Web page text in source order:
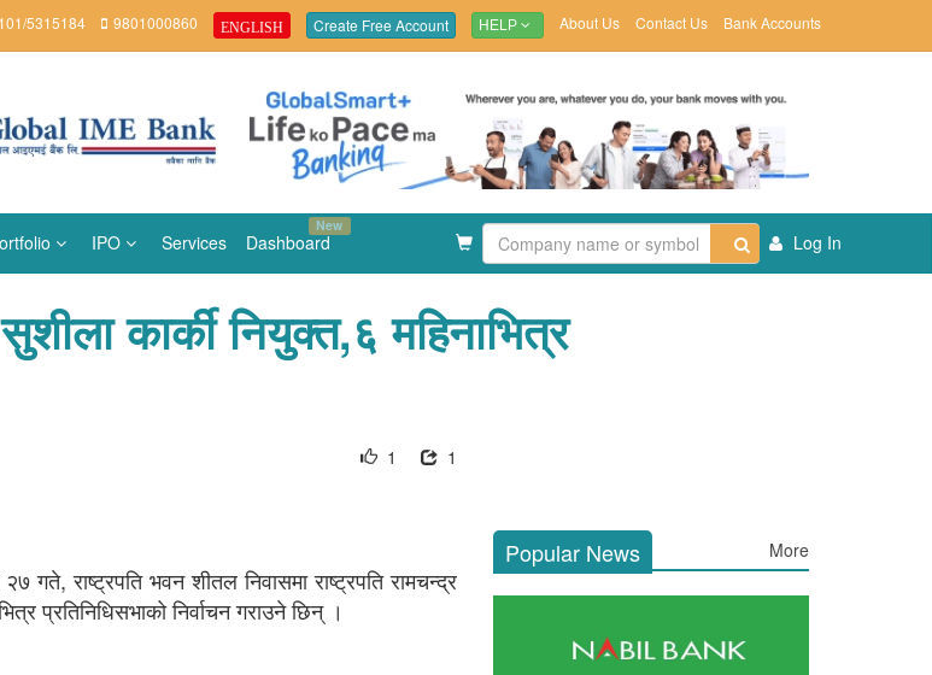
5315184 9801000860 ENGLISH Create Free Account HELP About Us Contact Us Bank Accounts
IPO Services Dashboard
New
Log In
कार्की नियुक्त,६ महिनाभित्र
1
1
गते, राष्ट्रपति भवन शीतल निवासमा राष्ट्रपति रामचन्द्र
प्रतिनिधिसभाको निर्वाचन गराउने छिन् ।
Popular News More